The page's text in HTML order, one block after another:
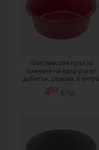
Пластмасова купа за
хранене на едър рогат
добитък, розова, 6 литра
480 €/бр.